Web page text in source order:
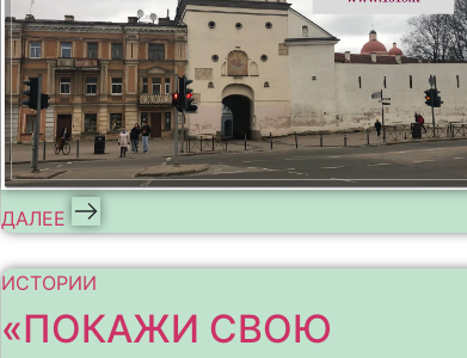
ДАЛЕЕ
ИСТОРИИ
«ПОКАЖИ СВОЮ